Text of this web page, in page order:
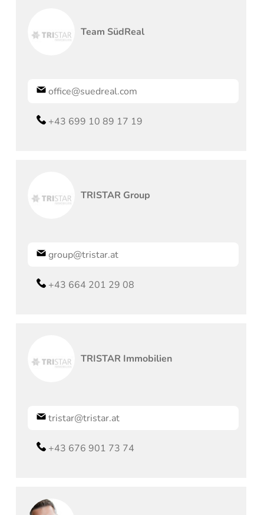
Team SüdReal
office@suedreal.com
+43 699 10 89 17 19
TRISTAR Group
group@tristar.at
+43 664 201 29 08
TRISTAR Immobilien
tristar@tristar.at
+43 676 901 73 74